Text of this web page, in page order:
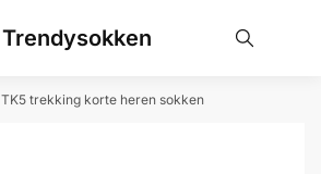
Trendysokken
TK5 trekking korte heren sokken